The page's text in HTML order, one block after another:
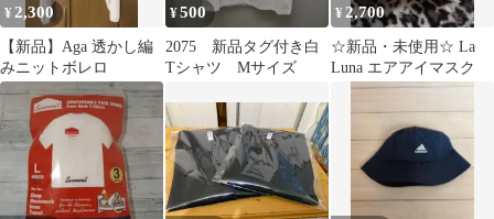
¥ 2,300
【新品】Aga 透かし編
みニットボレロ
¥500
2075 新品タグ付き白
Tシャツ Mサイズ
¥ 2,700
☆新品・未使用☆ La
Luna エアアイマスク